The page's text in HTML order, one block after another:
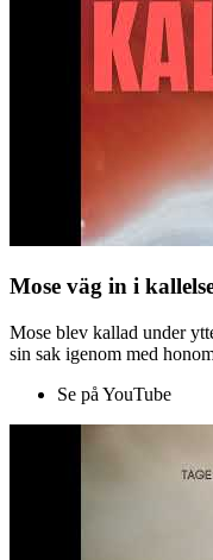
Mose väg in i
Mose blev kallad under
sin sak igenom med
Se på YouTube